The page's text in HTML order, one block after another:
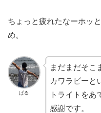
ちょっと疲れたなーホッ
め。
ぱる
まだまだそこ
カワラビーと
トライトをあ
感謝です。